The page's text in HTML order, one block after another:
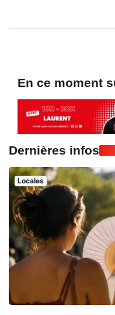
En ce moment
Dernières infos
Locales